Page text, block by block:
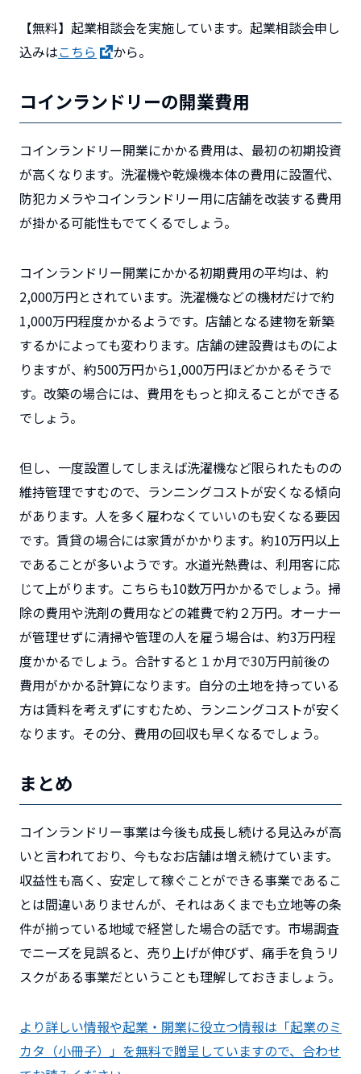
【無料】起業相談会を実施しています。起業相談会申し
込みはこちら から。
コインランドリーの開業費用
コインランドリー開業にかかる費用は、最初の初期投資
が高くなります。洗濯機や乾燥機本体の費用に設置代、
防犯カメラやコインランドリー用に店舗を改装する費用
が掛かる可能性もでてくるでしょう。
コインランドリー開業にかかる初期費用の平均は、約
2,000万円とされています。洗濯機などの機材だけで約
1,000万円程度かかるようです。店舗となる建物を新築
するかによっても変わります。店舗の建設費はものによ
りますが、約500万円から1,000万円ほどかかるそうで
す。改築の場合には、費用をもっと抑えることができる
でしょう。
但し、一度設置してしまえば洗濯機など限られたものの
維持管理ですむので、ランニングコストが安くなる傾向
があります。人を多く雇わなくていいのも安くなる要因
です。賃貸の場合には家賃がかかります。約10万円以上
であることが多いようです。水道光熱費は、利用客に応
じて上がります。こちらも10数万円かかるでしょう。掃
除の費用や洗剤の費用などの雑費で約２万円。オーナー
が管理せずに清掃や管理の人を雇う場合は、約3万円程
度かかるでしょう。合計すると１か月で30万円前後の
費用がかかる計算になります。自分の土地を持っている
方は賃料を考えずにすむため、ランニングコストが安く
なります。その分、費用の回収も早くなるでしょう。
まとめ
コインランドリー事業は今後も成長し続ける見込みが高
いと言われており、今もなお店舗は増え続けています。
収益性も高く、安定して稼ぐことができる事業であるこ
とは間違いありませんが、それはあくまでも立地等の条
件が揃っている地域で経営した場合の話です。市場調査
でニーズを見誤ると、売り上げが伸びず、痛手を負うリ
スクがある事業だということも理解しておきましょう。
より詳しい情報や起業・開業に役立つ情報は「起業のミ
カタ（小冊子）」を無料で贈呈していますので、合わせ